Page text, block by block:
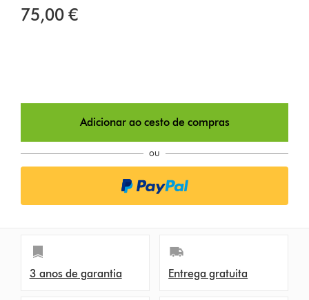
75,00 €
Adicionar ao cesto de compras
ou
3 anos de garantia Entrega gratuita